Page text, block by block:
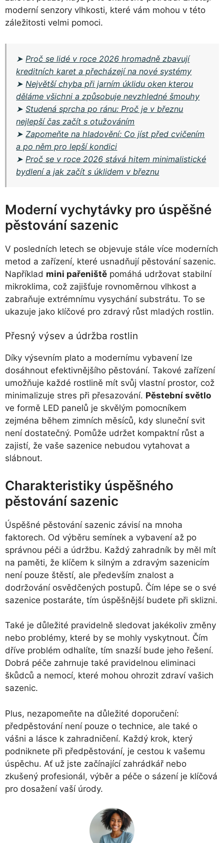
moderní senzory vlhkosti, které vám mohou v této
záležitosti velmi pomoci.
➤ Proč se lidé v roce 2026 hromadně zbavují
kreditních karet a přecházejí na nové systémy
➤ Největší chyba při jarním úklidu oken kterou
děláme všichni a způsobuje nevzhledné šmouhy
➤Studená sprcha po ránu: Proč je v březnu
nejlepší čas začít s otužováním
➤Zapomeňte na hladovění: Co jíst před cvičením
a po něm pro lepší kondici
➤ Proč se v roce 2026 stává hitem minimalistické
bydlení a jak začít s úklidem v březnu
Moderní vychytávky pro úspěšné
pěstování sazenic
V posledních letech se objevuje stále více moderních
metod a zařízení, které usnadňují pěstování sazenic.
Například mini pařeniště pomáhá udržovat stabilní
mikroklima, což zajišťuje rovnoměrnou vlhkost a
zabraňuje extrémnímu vysychání substrátu. To se
ukazuje jako klíčové pro zdravý růst mladých rostlin.
Přesný výsev a údržba rostlin
Díky výsevním plato a modernímu vybavení lze
dosáhnout efektivnějšího pěstování. Takové zařízení
umožňuje každé rostlině mít svůj vlastní prostor, což
minimalizuje stres při přesazování. Pěstební světlo
ve formě LED panelů je skvělým pomocníkem
zejména během zimních měsíců, kdy sluneční svit
není dostatečný. Pomůže udržet kompaktní růst a
zajistí, že vaše sazenice nebudou vytahovat a
slábnout.
Charakteristiky úspěšného
pěstování sazenic
Úspěšné pěstování sazenic závisí na mnoha
faktorech. Od výběru semínek a vybavení až po
správnou péči a údržbu. Každý zahradník by měl mít
na paměti, že klíčem k silným a zdravým sazenicím
není pouze štěstí, ale především znalost a
dodržování osvědčených postupů. Čím lépe se o své
sazenice postaráte, tím úspěšnější budete při sklizni.
Také je důležité pravidelně sledovat jakékoliv změny
nebo problémy, které by se mohly vyskytnout. Čím
dříve problém odhalíte, tím snazší bude jeho řešení.
Dobrá péče zahrnuje také pravidelnou eliminaci
škůdců a nemocí, které mohou ohrozit zdraví vašich
sazenic.
Plus, nezapomeňte na důležité doporučení:
předpěstování není pouze o technice, ale také o
vášni a lásce k zahradničení. Každý krok, který
podniknete při předpěstování, je cestou k vašemu
úspěchu. Ať už jste začínající zahrádkář nebo
zkušený profesionál, výběr a péče o sázení je klíčová
pro dosažení vaší úrody.